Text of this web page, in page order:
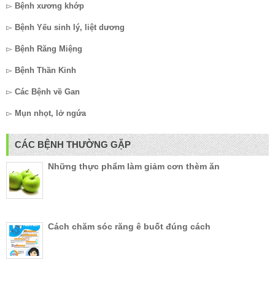
▻ Bệnh xương khớp
▻ Bệnh Yếu sinh lý, liệt dương
▻ Bệnh Răng Miệng
▻ Bệnh Thần Kinh
▻ Các Bệnh về Gan
▻ Mụn nhọt, lở ngứa
CÁC BỆNH THƯỜNG GẶP
Những thực phẩm làm giảm cơn thèm ăn
Cách chăm sóc răng ê buốt đúng cách